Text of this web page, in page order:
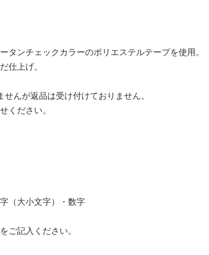
タンチェックカラーのポリエステルテープを使用。
仕上げ。
んが返品は受け付けておりません。
ください。
（大小文字）・数字
ご記入ください。